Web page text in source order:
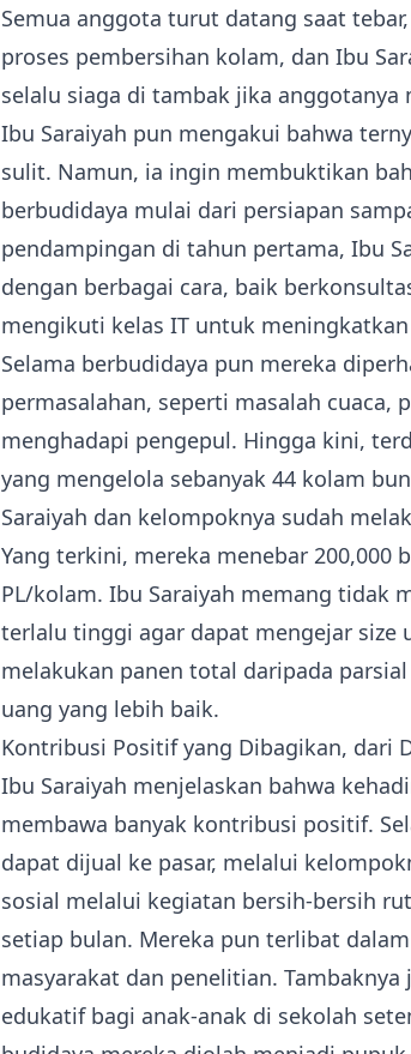
Semua anggota turut datang saat
proses pembersihan kolam, dan Ibu
selalu siaga di tambak jika anggotanya
Ibu Saraiyah pun mengakui bahwa
sulit. Namun, ia ingin membuktikan
berbudidaya mulai dari persiapan
pendampingan di tahun pertama, Ibu
dengan berbagai cara, baik
mengikuti kelas IT untuk
Selama berbudidaya pun mereka
permasalahan, seperti masalah cuaca,
menghadapi pengepul. Hingga kini,
yang mengelola sebanyak 44 kolam
Saraiyah dan kelompoknya sudah
Yang terkini, mereka menebar 200,000
PL/kolam. Ibu Saraiyah memang tidak
terlalu tinggi agar dapat mengejar size
melakukan panen total daripada
uang yang lebih baik.
Kontribusi Positif yang Dibagikan, dari
Ibu Saraiyah menjelaskan bahwa
membawa banyak kontribusi positif.
dapat dijual ke pasar, melalui
sosial melalui kegiatan bersih-bersih
setiap bulan. Mereka pun terlibat
masyarakat dan penelitian.
edukatif bagi anak-anak di sekolah